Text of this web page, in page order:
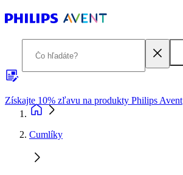
Získajte 10% zľavu na produkty Philips Avent
Cumlíky